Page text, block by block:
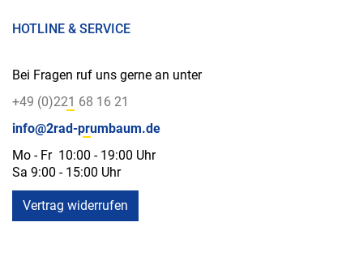
HOTLINE & SERVICE
Bei Fragen ruf uns gerne an unter
+49 (0)221 68 16 21
info@2rad-prumbaum.de
Mo - Fr 10:00 - 19:00 Uhr
Sa 9:00 - 15:00 Uhr
Vertrag widerrufen